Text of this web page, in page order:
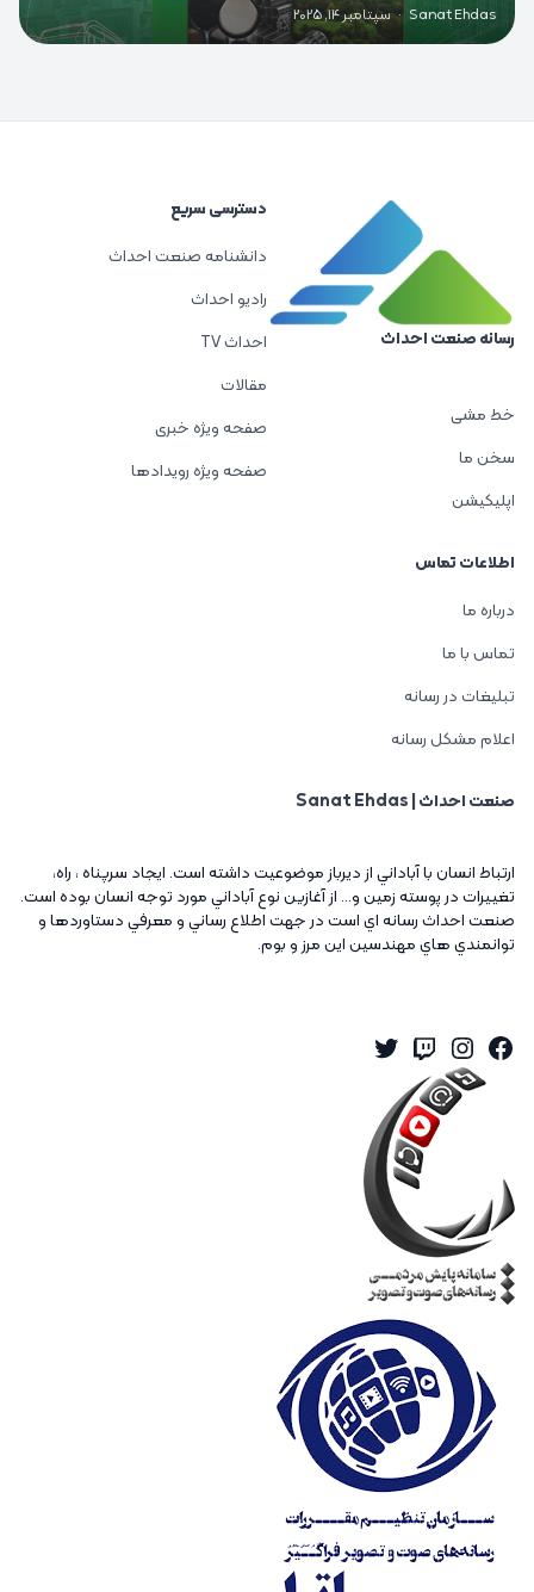
Sanat Ehdas
· سپتامبر 14, 2025
رسانه صنعت احداث
خط مشی
سخن ما
اپلیکیشن
دسترسی سریع
دانشنامه صنعت احداث
رادیو احداث
احداث TV
مقالات
صفحه ویژه خبری
صفحه ویژه رویدادها
اطلاعات تماس
درباره ما
تماس با ما
تبلیغات در رسانه
اعلام مشکل رسانه
صنعت احداث | Sanat Ehdas
ارتباط انسان با آباداني از ديرباز موضوعيت داشته است. ايجاد سرپناه ، راه،
تغييرات در پوسته زمين و... از آغازين نوع آباداني مورد توجه انسان بوده است.
صنعت احداث رسانه اي است در جهت اطلاع رساني و معرفي دستاوردها و
توانمندي هاي مهندسين اين مرز و بوم.
Facebook
Instagram
Twitch
Twitter